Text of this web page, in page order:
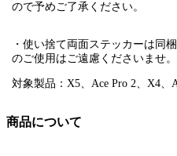
ので予めご了承ください。
・使い捨て両面ステッカーは同
のご使用はご遠慮くださいませ。
対象製品：X5、Ace Pro 2、X4、
商品について